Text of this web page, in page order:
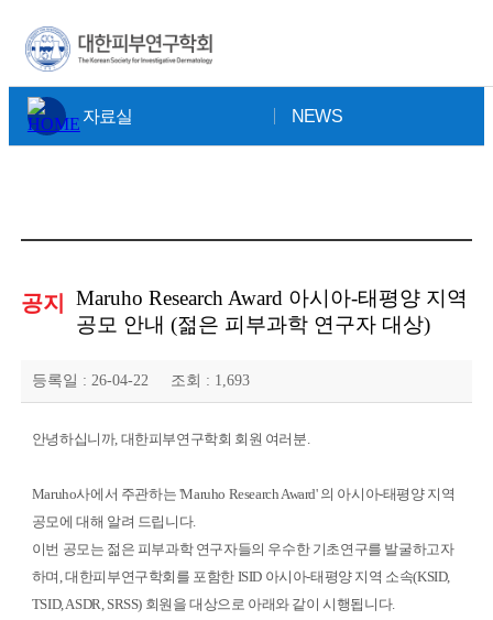
자료실 NEWS
공지
Maruho Research Award 아시아-태평양 지역
공모 안내 (젊은 피부과학 연구자 대상)
등록일 : 26-04-22 조회 : 1,693
안녕하십니까, 대한피부연구학회 회원 여러분.
Maruho사에서 주관하는 'Maruho Research Award' 의 아시아-태평양 지역
공모에 대해 알려 드립니다.
이번 공모는 젊은 피부과학 연구자들의 우수한 기초연구를 발굴하고자
하며,대한피부연구학회를 포함한 ISID 아시아-태평양 지역 소속(KSID,
TSID, ASDR, SRSS) 회원 을 대상으로 아래와 같이 시행됩니다.